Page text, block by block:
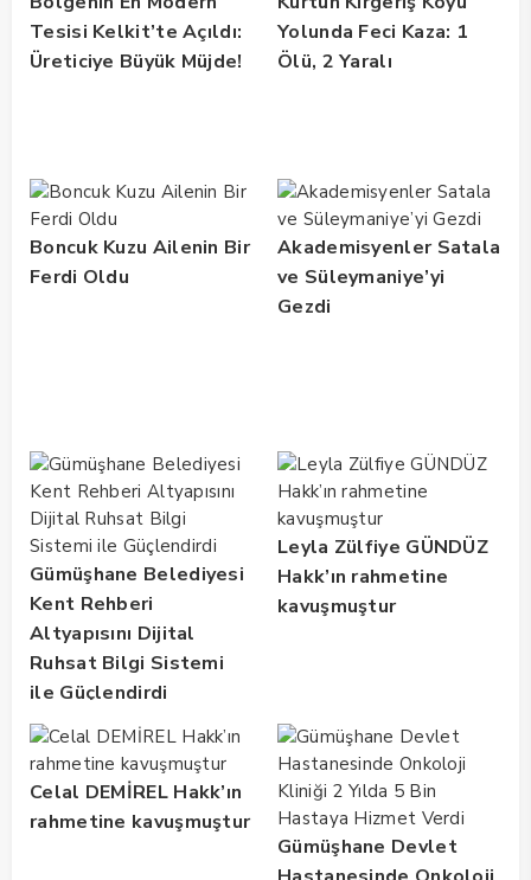
Tesisi Kelkit’te Açıldı:
Üreticiye Büyük Müjde!
Yolunda Feci Kaza: 1
Ölü, 2 Yaralı
Boncuk Kuzu Ailenin Bir
Ferdi Oldu
Akademisyenler Satala
ve Süleymaniye’yi
Gezdi
Gümüşhane Belediyesi
Kent Rehberi
Altyapısını Dijital
Ruhsat Bilgi Sistemi
ile Güçlendirdi
Leyla Zülfiye GÜNDÜZ
Hakk’ın rahmetine
kavuşmuştur
Celal DEMİREL Hakk’ın
rahmetine kavuşmuştur
Gümüşhane Devlet